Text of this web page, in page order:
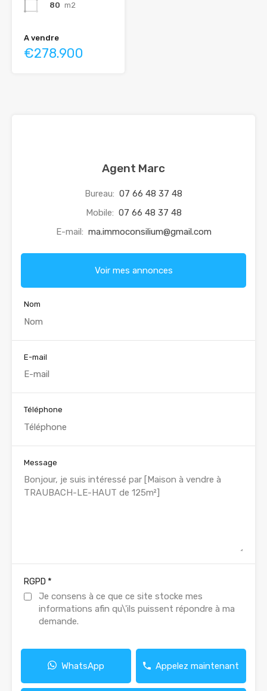
80 m2
A vendre
€278.900
Agent Marc
Bureau: 07 66 48 37 48
Mobile: 07 66 48 37 48
E-mail: ma.immoconsilium@gmail.com
Voir mes annonces
Nom
E-mail
Téléphone
Message
RGPD *
Je consens à ce que ce site stocke mes
informations afin qu\'ils puissent répondre à ma
demande.
WhatsApp Appelez maintenant